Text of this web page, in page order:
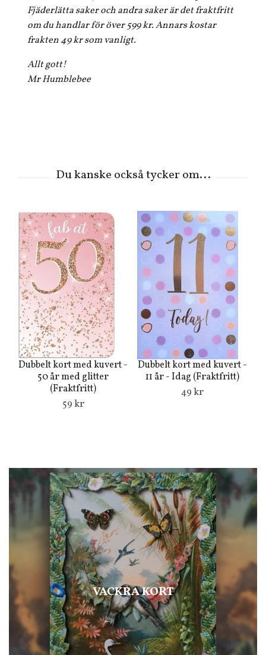
VACKRA KORT
Fjäderlätta saker och andra saker är det fraktfritt
om du handlar för över 599 kr. Annars kostar
frakten 49 kr som vanligt.
Allt gott!
Mr Humblebee
Dubbelt kort med kuvert -
50 år med glitter
(Fraktfritt)
59 kr
Dubbelt kort med kuvert -
11 år - Idag (Fraktfritt)
49 kr